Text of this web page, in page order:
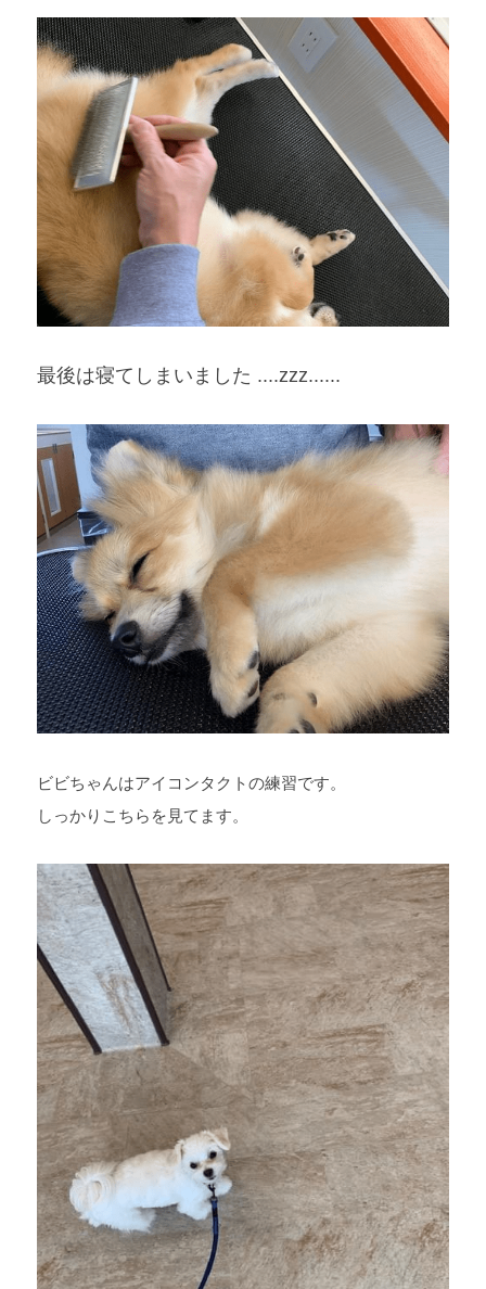
最後は寝てしまいました ....zzz......
ビビちゃんはアイコンタクトの練習です。
しっかりこちらを見てます。